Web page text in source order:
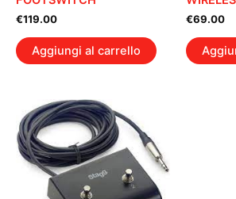
€119.00
Aggiungi al carrello
€69.00